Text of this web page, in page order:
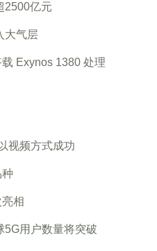
2500亿元
大气层
Exynos 1380 处理
视频方式成功
相
5G用户数量将突破